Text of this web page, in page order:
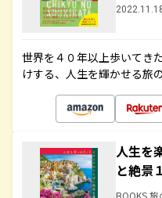
世界を４０年以上歩いてき
けする、人生を輝かせる旅
人生を
と絶景
BOOKS